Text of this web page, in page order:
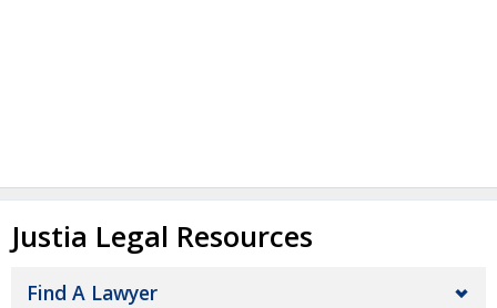
Justia Legal Resources
Find A Lawyer